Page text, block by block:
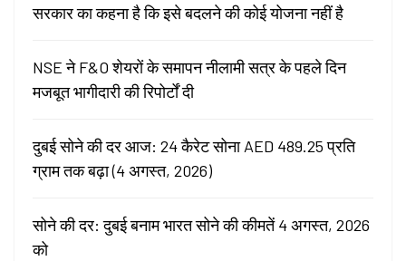
सरकार का कहना है कि इसे बदलने की कोई योजना नहीं है
NSE ने F&O शेयरों के समापन नीलामी सत्र के पहले दिन
मजबूत भागीदारी की रिपोर्टों दी
दुबई सोने की दर आज: 24 कैरेट सोना AED 489.25 प्रति
ग्राम तक बढ़ा (4 अगस्त, 2026)
सोने की दर: दुबई बनाम भारत सोने की कीमतें 4 अगस्त, 2026
को